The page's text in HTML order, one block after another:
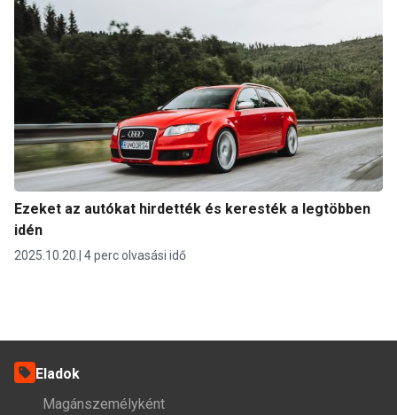
Ezeket az autókat hirdették és keresték a legtöbben
idén
2025.10.20. 4 perc olvasási idő
Eladok
Magánszemélyként